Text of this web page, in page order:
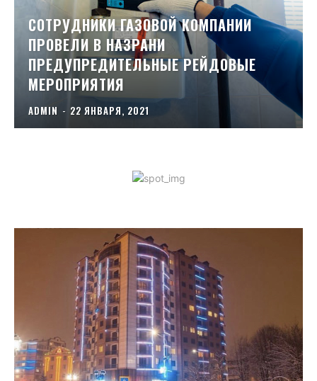
СОТРУДНИКИ ГАЗОВОЙ КОМПАНИИ
ПРОВЕЛИ В НАЗРАНИ
ПРЕДУПРЕДИТЕЛЬНЫЕ РЕЙДОВЫЕ
МЕРОПРИЯТИЯ
ADMIN - 22 ЯНВАРЯ, 2021